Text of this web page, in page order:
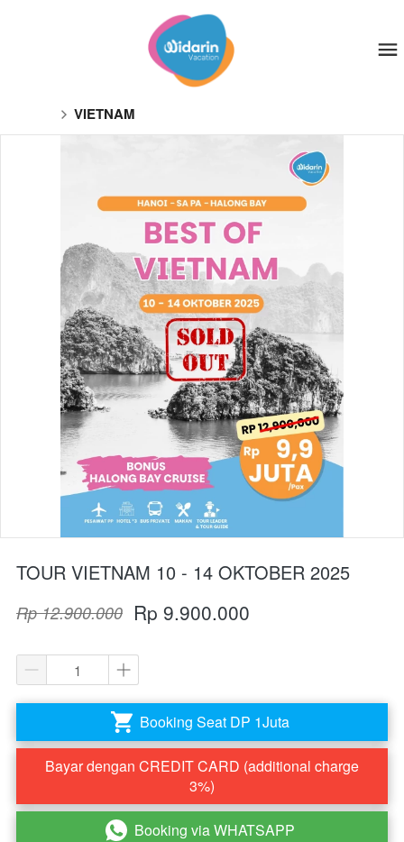
VIETNAM
TOUR VIETNAM 10 - 14 OKTOBER 2025
Rp 12.900.000 Rp 9.900.000
` Booking Seat DP 1Juta
Bayar dengan CREDIT CARD (additional charge
3%)
` Booking via WHATSAPP